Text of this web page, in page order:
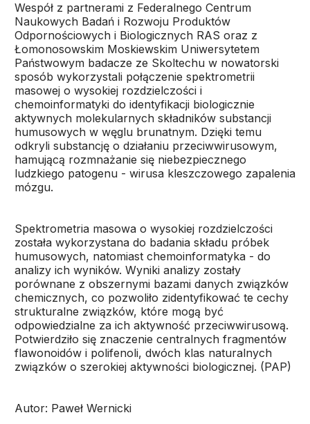
Wespół z partnerami z Federalnego Centrum
Naukowych Badań i Rozwoju Produktów
Odpornościowych i Biologicznych RAS oraz z
Łomonosowskim Moskiewskim Uniwersytetem
Państwowym badacze ze Skoltechu w nowatorski
sposób wykorzystali połączenie spektrometrii
masowej o wysokiej rozdzielczości i
chemoinformatyki do identyfikacji biologicznie
aktywnych molekularnych składników substancji
humusowych w węglu brunatnym. Dzięki temu
odkryli substancję o działaniu przeciwwirusowym,
hamującą rozmnażanie się niebezpiecznego
ludzkiego patogenu - wirusa kleszczowego zapalenia
mózgu.
Spektrometria masowa o wysokiej rozdzielczości
została wykorzystana do badania składu próbek
humusowych, natomiast chemoinformatyka - do
analizy ich wyników. Wyniki analizy zostały
porównane z obszernymi bazami danych związków
chemicznych, co pozwoliło zidentyfikować te cechy
strukturalne związków, które mogą być
odpowiedzialne za ich aktywność przeciwwirusową.
Potwierdziło się znaczenie centralnych fragmentów
flawonoidów i polifenoli, dwóch klas naturalnych
związków o szerokiej aktywności biologicznej. (PAP)
Autor: Paweł Wernicki